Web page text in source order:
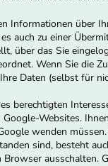
Informationen über
auch zu einer
über das Sie
Wenn Sie die
Daten (selbst für
berechtigten
Websites.
wenden
sind, besteht
ausschalten.